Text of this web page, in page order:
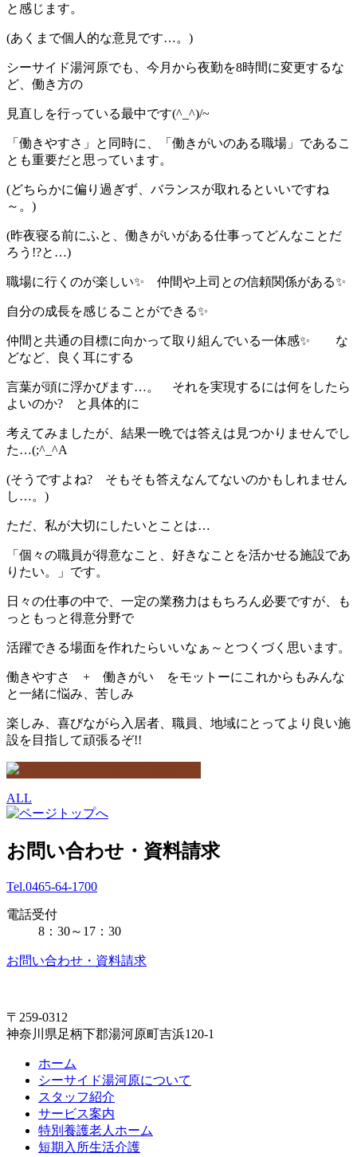
と感じます。
(あくまで個人的な意見です…。)
シーサイド湯河原でも、今月から夜勤を8時間に変更するな
ど、働き方の
見直しを行っている最中です(^_^)/~
「働きやすさ」と同時に、「働きがいのある職場」であるこ
とも重要だと思っています。
(どちらかに偏り過ぎず、バランスが取れるといいですね
～。)
(昨夜寝る前にふと、働きがいがある仕事ってどんなことだ
ろう!?と…)
職場に行くのが楽しい✨ 仲間や上司との信頼関係がある✨
自分の成長を感じることができる✨
仲間と共通の目標に向かって取り組んでいる一体感✨ な
どなど、良く耳にする
言葉が頭に浮かびます…。 それを実現するには何をしたら
よいのか? と具体的に
考えてみましたが、結果一晩では答えは見つかりませんでし
た…(;^_^A
(そうですよね? そもそも答えなんてないのかもしれません
し…。)
ただ、私が大切にしたいとことは…
「個々の職員が得意なこと、好きなことを活かせる施設であ
りたい。」です。
日々の仕事の中で、一定の業務力はもちろん必要ですが、も
っともっと得意分野で
活躍できる場面を作れたらいいなぁ～とつくづく思います。
働きやすさ + 働きがい をモットーにこれからもみんな
と一緒に悩み、苦しみ
楽しみ、喜びながら入居者、職員、地域にとってより良い施
設を目指して頑張るぞ!!
ALL
お問い合わせ・資料請求
Tel.0465-64-1700
電話受付
8：30～17：30
お問い合わせ・資料請求
〒259-0312
神奈川県足柄下郡湯河原町吉浜120-1
ホーム
シーサイド湯河原について
スタッフ紹介
サービス案内
特別養護老人ホーム
短期入所生活介護